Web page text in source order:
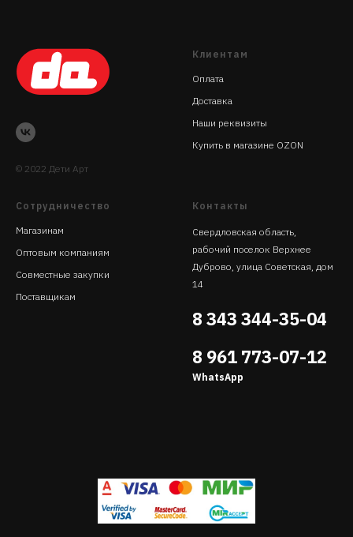
© 2022 Дети Арт
Клиентам
Оплата
Доставка
Наши реквизиты
Купить в магазине OZON
Сотрудничество
Магазинам
Оптовым компаниям
Совместные закупки
Поставщикам
Контакты
Свердловская область,
рабочий поселок Верхнее
Дуброво, улица Советская, дом
14
8 343 344-35-04
8 961 773-07-12
WhatsApp